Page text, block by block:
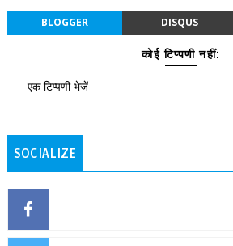
BLOGGER DISQUS
कोई टिप्पणी नहीं:
एक टिप्पणी भेजें
SOCIALIZE